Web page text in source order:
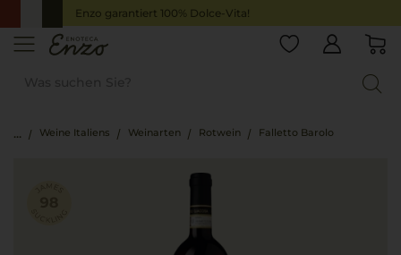
Enzo garantiert 100% Dolce-Vita!
Weine Italiens Weinarten Rotwein Falletto Barolo